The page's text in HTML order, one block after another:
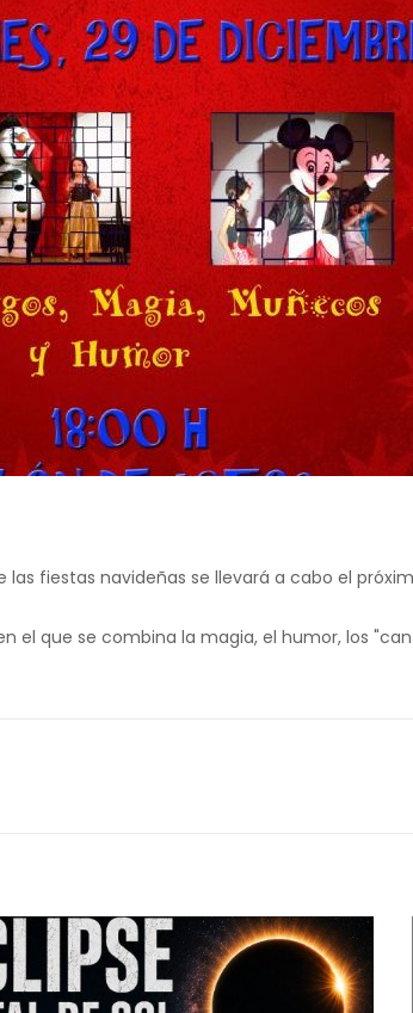
fiestas navideñas se llevará a cabo el
el que se combina la magia, el humor, los